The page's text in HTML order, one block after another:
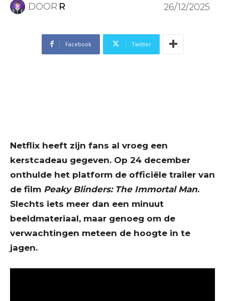
DOOR R 26/12/2025
Facebook Twitter
Netflix heeft zijn fans al vroeg een
kerstcadeau gegeven. Op 24 december
onthulde het platform de officiële trailer van
de film Peaky Blinders: The Immortal Man.
Slechts iets meer dan een minuut
beeldmateriaal, maar genoeg om de
verwachtingen meteen de hoogte in te
jagen.